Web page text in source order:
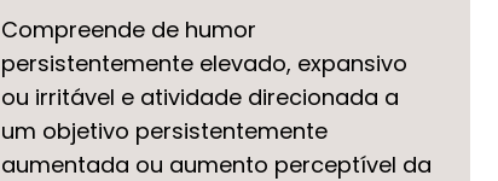
Compreende de humor
persistentemente elevado, expansivo
ou irritável e atividade direcionada a
um objetivo persistentemente
aumentada ou aumento perceptível da